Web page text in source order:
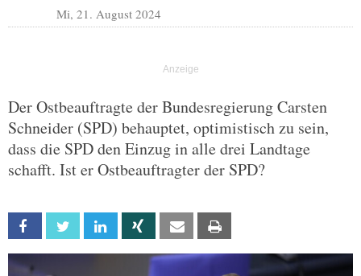
Mi, 21. August 2024
Der Ostbeauftragte der Bundesregierung Carsten
Schneider (SPD) behauptet, optimistisch zu sein,
dass die SPD den Einzug in alle drei Landtage
schafft. Ist er Ostbeauftragter der SPD?
Facebook Twitter Linkedin Xing Email